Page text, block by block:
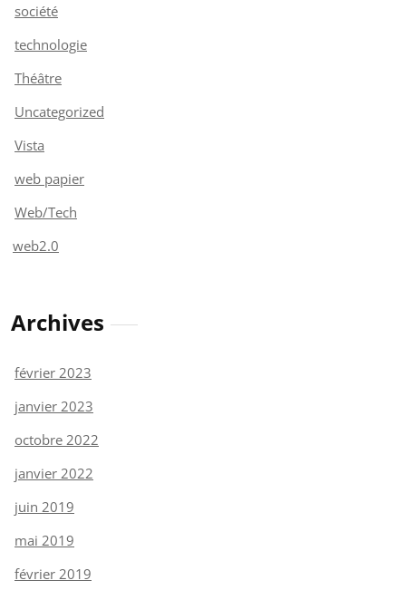
société
technologie
Théâtre
Uncategorized
Vista
web papier
Web/Tech
web2.0
Archives
février 2023
janvier 2023
octobre 2022
janvier 2022
juin 2019
mai 2019
février 2019